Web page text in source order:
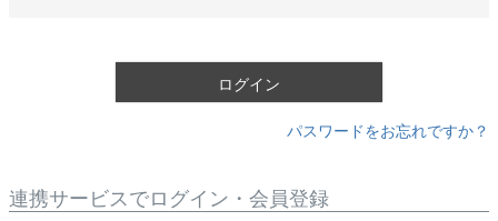
ログイン
パスワードをお忘れですか？
連携サービスでログイン・会員登録